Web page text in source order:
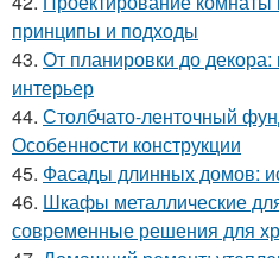
принципы и подходы
43. От планировки до декора:
интерьер
44. Столбчато-ленточный
Особенности конструкции
45. Фасады длинных домов:
46. Шкафы металлические
современные решения для